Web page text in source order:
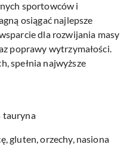
sportowców i
osiągać najlepsze
dla rozwijania masy
poprawy wytrzymałości.
spełnia najwyższe
tauryna
gluten, orzechy, nasiona